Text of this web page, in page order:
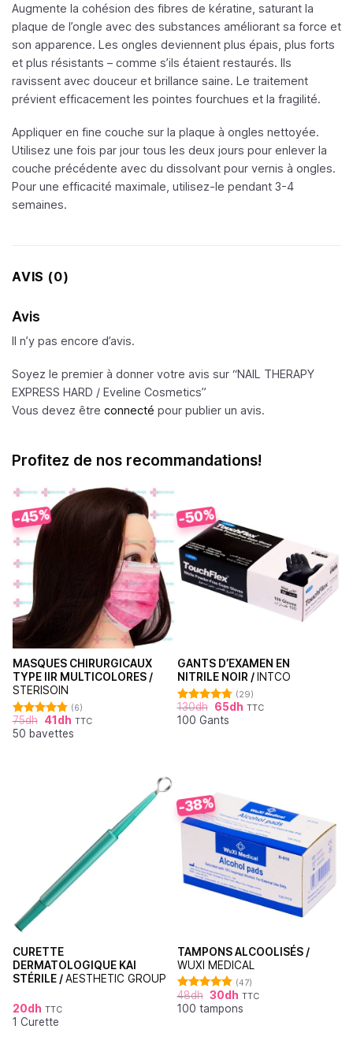
Augmente la cohésion des fibres de kératine, saturant la
plaque de l’ongle avec des substances améliorant sa force et
son apparence. Les ongles deviennent plus épais, plus forts
et plus résistants – comme s’ils étaient restaurés. Ils
ravissent avec douceur et brillance saine. Le traitement
prévient efficacement les pointes fourchues et la fragilité.
Appliquer en fine couche sur la plaque à ongles nettoyée.
Utilisez une fois par jour tous les deux jours pour enlever la
couche précédente avec du dissolvant pour vernis à ongles.
Pour une efficacité maximale, utilisez-le pendant 3-4
semaines.
AVIS (0)
Avis
Il n’y pas encore d’avis.
Soyez le premier à donner votre avis sur “NAIL THERAPY
EXPRESS HARD / Eveline Cosmetics”
Vous devez être connecté pour publier un avis.
Profitez de nos recommandations!
-45%
MASQUES CHIRURGICAUX
TYPE IIR MULTICOLORES /
STERISOIN
Note
4.83
sur 5
(6)
75dh 41 dh TTC
50 bavettes
-50%
GANTS D’EXAMEN EN
NITRILE NOIR / INTCO
Note4.76
sur 5
(29)
130dh 65dh TTC
100 Gants
CURETTE
DERMATOLOGIQUE KAI
STÉRILE /AESTHETIC GROUP
20dh TTC
1 Curette
-38%
TAMPONS ALCOOLISÉS /
WUXI MEDICAL
Note 4.87
sur 5
(47)
48dh 30dh TTC
100 tampons